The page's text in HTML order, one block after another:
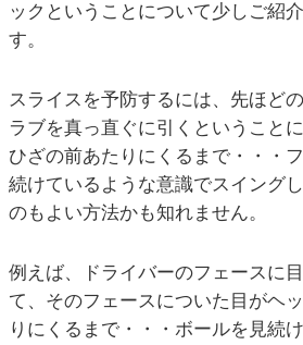
ックということについて少しご紹
す。
スライスを予防するには、先ほど
ラブを真っ直ぐに引くということ
ひざの前あたりにくるまで・・・
続けているような意識でスイング
のもよい方法かも知れません。
例えば、ドライバーのフェースに
て、そのフェースについた目がヘ
りにくるまで・・・ボールを見続